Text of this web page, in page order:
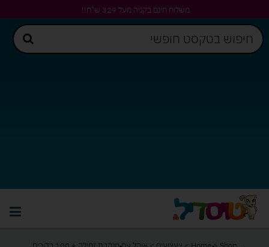
משלוח חינם בקניה מעל 329 ש"ח!!